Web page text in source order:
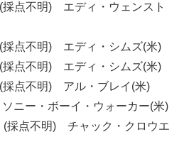
点不明) エディ・ウェンスト
点不明) エディ・シムズ(米)
点不明) エディ・シムズ(米)
点不明) アル・ブレイ(米)
ー・ボーイ・ウォーカー(米)
点不明) チャック・クロウエ